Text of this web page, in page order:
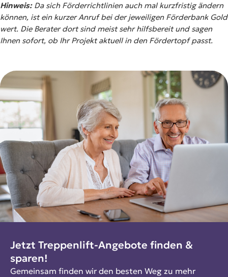
Hinweis:Da sich Förderrichtlinien auch mal kurzfristig ändern
können, ist ein kurzer Anruf bei der jeweiligen Förderbank Gold
wert. Die Berater dort sind meist sehr hilfsbereit und sagen
Ihnen sofort, ob Ihr Projekt aktuell in den Fördertopf passt.
Jetzt Treppenlift-Angebote finden &
sparen!
Gemeinsam finden wir den besten Weg zu mehr